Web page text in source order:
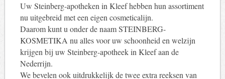
Uw Steinberg-apotheken in Kleef hebben hun assortiment
nu uitgebreid met een eigen cosmeticalijn.
Daarom kunt u onder de naam STEINBERG-
KOSMETIKA nu alles voor uw schoonheid en welzijn
krijgen bij uw Steinberg-apotheek in Kleef aan de
Nederrijn.
We bevelen ook uitdrukkelijk de twee extra reeksen van